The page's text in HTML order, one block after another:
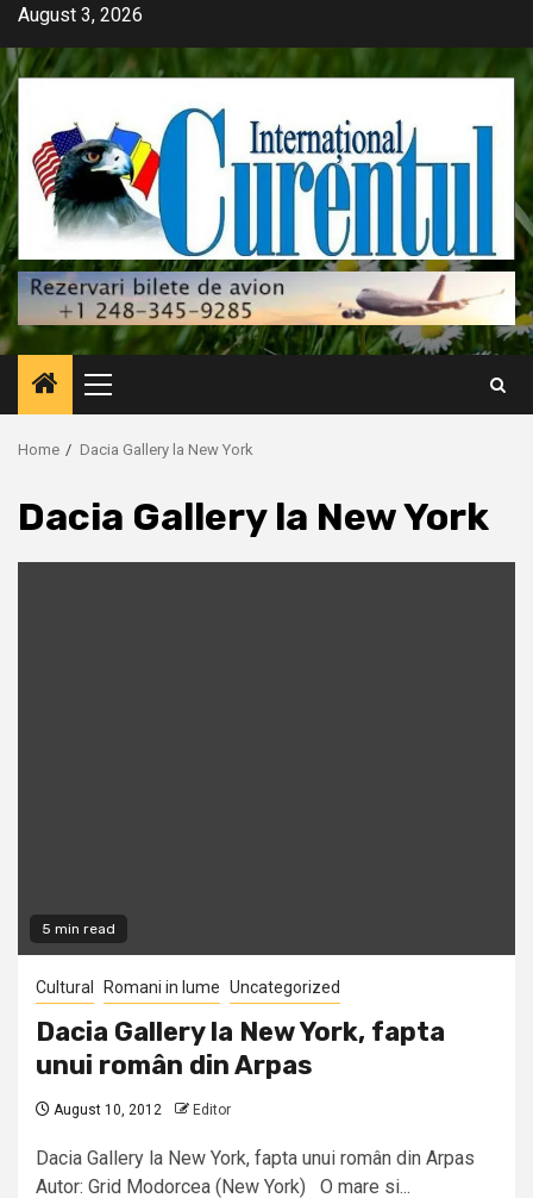
Skip
content
August 3, 2026
Primary
Menu
Home Dacia Gallery la New York
Dacia Gallery la New York
5 min read
Cultural Romani in lume Uncategorized
Dacia Gallery la New York, fapta
unui român din Arpas
August 10, 2012 Editor
Dacia Gallery la New York, fapta unui român din Arpas
Autor: Grid Modorcea (New York) O mare si...